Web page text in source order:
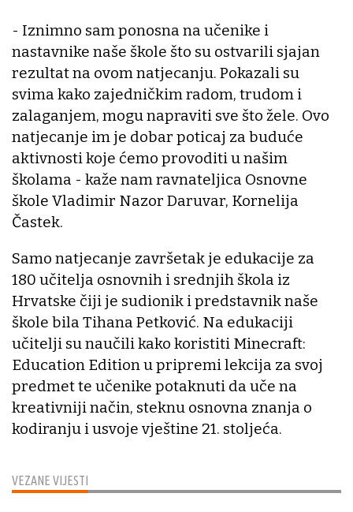
VEZANE VIJESTI
- Iznimno sam ponosna na učenike i
nastavnike naše škole što su ostvarili sjajan
rezultat na ovom natjecanju. Pokazali su
svima kako zajedničkim radom, trudom i
zalaganjem, mogu napraviti sve što žele. Ovo
natjecanje im je dobar poticaj za buduće
aktivnosti koje ćemo provoditi u našim
školama - kaže nam ravnateljica Osnovne
škole Vladimir Nazor Daruvar, Kornelija
Častek.
Samo natjecanje završetak je edukacije za
180 učitelja osnovnih i srednjih škola iz
Hrvatske čiji je sudionik i predstavnik naše
škole bila Tihana Petković. Na edukaciji
učitelji su naučili kako koristiti Minecraft:
Education Edition u pripremi lekcija za svoj
predmet te učenike potaknuti da uče na
kreativniji način, steknu osnovna znanja o
kodiranju i usvoje vještine 21. stoljeća.